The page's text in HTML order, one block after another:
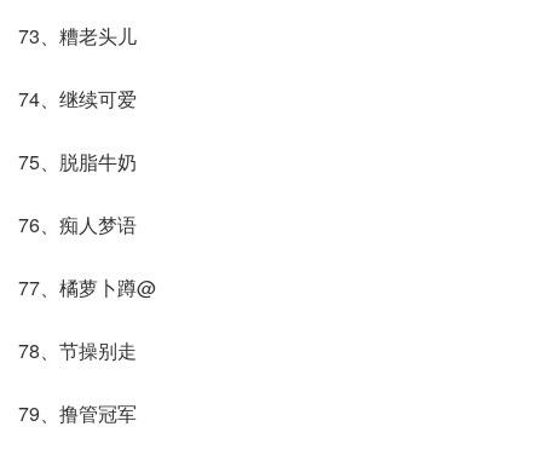
73、糟老头儿
74、继续可爱
75、脱脂牛奶
76、痴人梦语
77、橘萝卜蹲@
78、节操别走
79、撸管冠军